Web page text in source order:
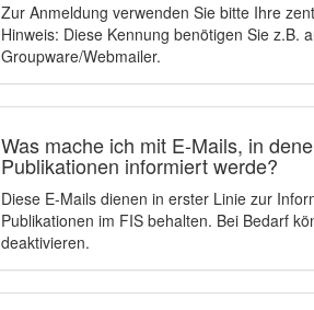
Zur Anmeldung verwenden Sie bitte Ihre
Hinweis: Diese Kennung benötigen Sie z.B.
Groupware/Webmailer.
Was mache ich mit E-Mails, in
Publikationen informiert werde?
Diese E-Mails dienen in erster Linie zur
Publikationen im FIS behalten. Bei Bedarf
deaktivieren.